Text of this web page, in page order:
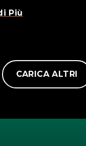
Più
CARICA ALTRI